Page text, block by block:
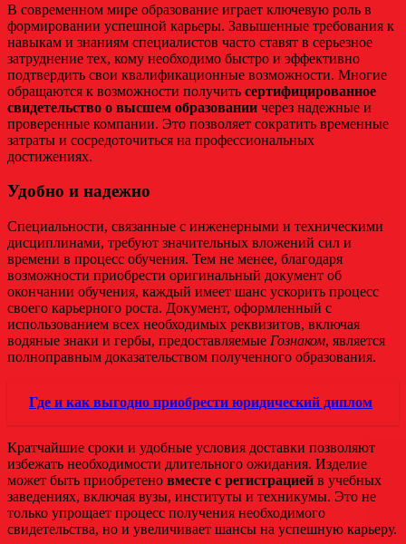
В современном мире образование играет ключевую роль в
формировании успешной карьеры. Завышенные требования к
навыкам и знаниям специалистов часто ставят в серьезное
затруднение тех, кому необходимо быстро и эффективно
подтвердить свои квалификационные возможности. Многие
обращаются к возможности получить сертифицированное
свидетельство о высшем образовании через надежные и
проверенные компании. Это позволяет сократить временные
затраты и сосредоточиться на профессиональных
достижениях.
Удобно и надежно
Специальности, связанные с инженерными и техническими
дисциплинами, требуют значительных вложений сил и
времени в процесс обучения. Тем не менее, благодаря
возможности приобрести оригинальный документ об
окончании обучения, каждый имеет шанс ускорить процесс
своего карьерного роста. Документ, оформленный с
использованием всех необходимых реквизитов, включая
водяные знаки и гербы, предоставляемые Гознаком, является
полноправным доказательством полученного образования.
Где и как выгодно приобрести юридический диплом
Кратчайшие сроки и удобные условия доставки позволяют
избежать необходимости длительного ожидания. Изделие
может быть приобретено вместе с регистрацией в учебных
заведениях, включая вузы, институты и техникумы. Это не
только упрощает процесс получения необходимого
свидетельства, но и увеличивает шансы на успешную карьеру.